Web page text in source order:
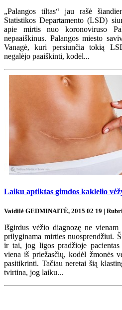
„Palangos tiltas“ jau rašė
Statistikos Departamento (LSD)
apie mirtis nuo koronoviruso
nepaaiškinus. Palangos miesto
Vanagė, kuri persiunčia tokią
negalėjo paaiškinti, kodėl...
Laiku aptiktas gimdos kaklelio
Vaidilė GEDMINAITĖ, 2015 02 19 |
Išgirdus vėžio diagnozę ne
prilyginama mirties nuosprendžiui.
ir tai, jog ligos pradžioje
viena iš priežasčių, kodėl žmonės
pasitikrinti. Tačiau neretai šią
tvirtina, jog laiku...